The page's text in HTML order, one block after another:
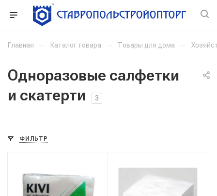
Главная — Каталог товара — Товары для дома —
Одноразовые салфетки
и скатерти
3
ФИЛЬТР